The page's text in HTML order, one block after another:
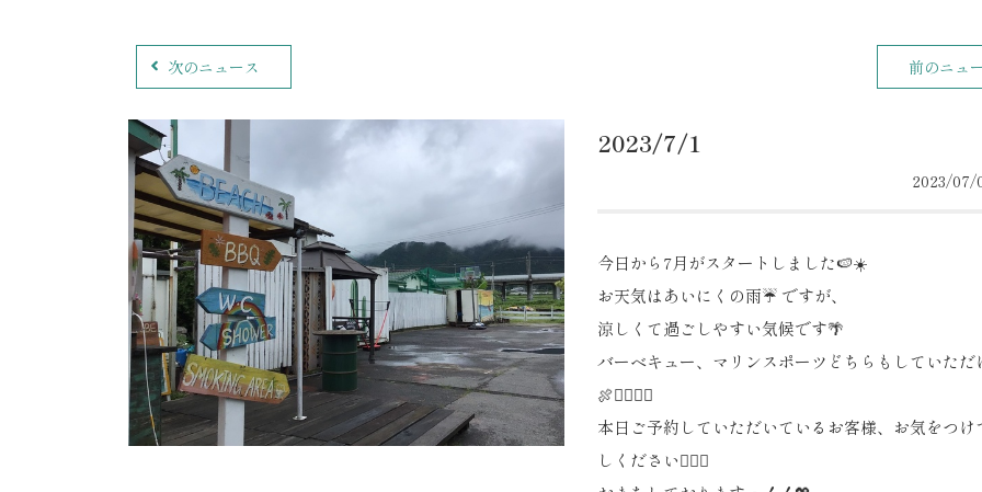
次のニュース 前のニュ
2023/7/1
2023/07/
今日から7月がスタートしました🍉☀️
お天気はあいにくの雨☔️ ですが、
涼しくて過ごしやすい気候です🌴
バーベキュー、マリンスポーツどちらもしていただ
🍖🏄🏽‍♀️✨
本日ご予約していただいているお客様、お気をつけ
しください🙇🏽‍♀️